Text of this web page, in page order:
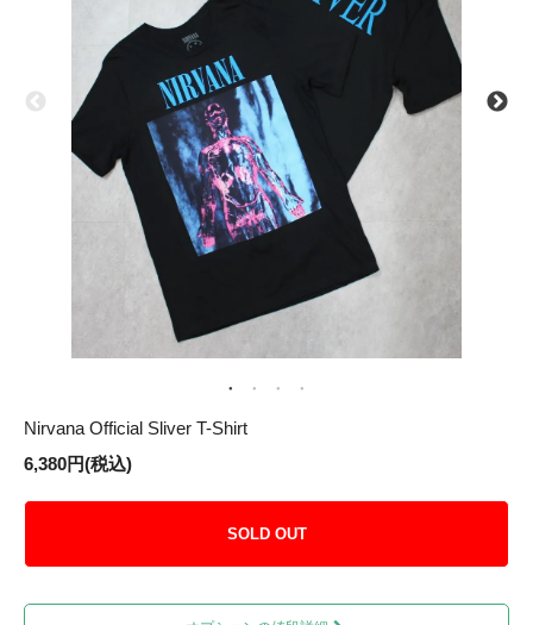
Nirvana Official Sliver T-Shirt
6,380円(税込)
SOLD OUT